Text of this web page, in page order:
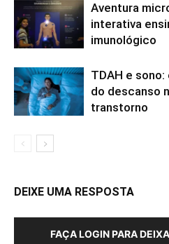
Aventura
interativa
imunológico
TDAH e
do descanso
transtorno
DEIXE UMA RESPOSTA
FAÇA LOGIN PARA